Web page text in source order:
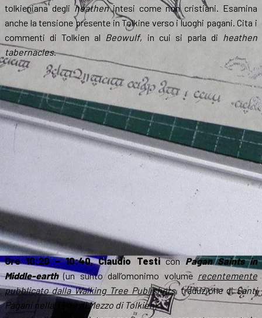
tolkieniana degli heathenintesi come non cristiani. Esamina
anche la tensione presente in Tolkine verso i luoghi pagani. Cita i
commenti di Tolkien al Beowulf, in cui si parla di heathen
tabernacles.
Ore 10:20 – 10:40, Claudio Testicon Pagan Saints in
Middle-earth(un sunto dall’omonimo volume recentemente
pubblicato dalla Walking Tree Publishers, traduzione diSanti
Pagani nella Terra di Mezzo di Tolkien).